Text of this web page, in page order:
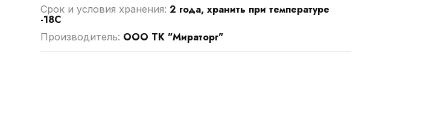
Срок и условия хранения: 2 года, хранить при температуре
-18С
Производитель: ООО ТК "Мираторг"